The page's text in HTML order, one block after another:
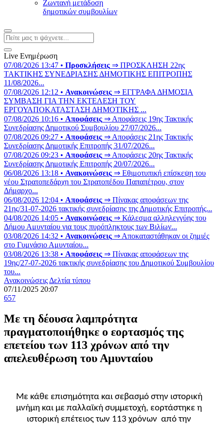
Ζωντανή μετάδοση
δημοτικών συμβουλίων
Live Ενημέρωση
07/08/2026 13:47 • Προσκλήσεις ⇒ ΠΡΟΣΚΛΗΣΗ 22ης
ΤΑΚΤΙΚΗΣ ΣΥΝΕΔΡΙΑΣΗΣ ΔΗΜΟΤΙΚΗΣ ΕΠΙΤΡΟΠΗΣ
11/08/2026...
07/08/2026 12:12 • Ανακοινώσεις ⇒ ΕΓΓΡΑΦΑ ΔΗΜΟΣΙΑ
ΣΥΜΒΑΣΗ ΓΙΑ ΤΗΝ ΕΚΤΕΛΕΣΗ ΤΟΥ
ΕΡΓΟΥΑΠΟΚΑΤΑΣΤΑΣΗ ΔΗΜΟΤΙΚΗΣ ...
07/08/2026 10:16 • Αποφάσεις ⇒ Αποφάσεις 19ης Τακτικής
Συνεδρίασης Δημοτικού Συμβουλίου 27/07/2026...
07/08/2026 09:27 • Αποφάσεις ⇒ Αποφάσεις 21ης Τακτικής
Συνεδρίασης Δημοτικής Επιτροπής 31/07/2026...
07/08/2026 09:23 • Αποφάσεις ⇒ Αποφάσεις 20ης Τακτικής
Συνεδρίασης Δημοτικής Επιτροπής 20/07/2026...
06/08/2026 13:18 • Ανακοινώσεις ⇒ Εθιμοτυπική επίσκεψη του
νέου Στρατοπεδάρχη του Στρατοπέδου Παπαπέτρου, στον
Δήμαρχο...
06/08/2026 12:04 • Αποφάσεις ⇒ Πίνακας αποφάσεων της
21ης/31-07-2026 τακτικής συνεδρίασης της Δημοτικής Επιτροπής...
04/08/2026 14:05 • Ανακοινώσεις ⇒ Κάλεσμα αλληλεγγύης του
Δήμου Αμυνταίου για τους πυρόπληκτους των Βιλίων...
03/08/2026 14:32 • Ανακοινώσεις ⇒ Αποκαταστάθηκαν οι ζημιές
στο Γυμνάσιο Αμυνταίου...
03/08/2026 13:38 • Αποφάσεις ⇒ Πίνακας αποφάσεων της
19ης/27-07-2026 τακτικής συνεδρίασης του Δημοτικού Συμβουλίου
του...
Ανακοινώσεις Δελτία τύπου
07/11/2025 20:07
657
Με τη δέουσα λαμπρότητα
πραγματοποιήθηκε ο εορτασμός της
επετείου των 113 χρόνων από την
απελευθέρωση του Αμυνταίου
Με κάθε επισημότητα και σεβασμό στην ιστορική
μνήμη και με παλλαϊκή συμμετοχή, εορτάστηκε η
ιστορική επέτειος των 113 χρόνων από την